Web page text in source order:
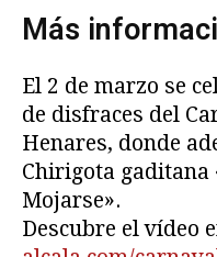
Más
El 2 de marzo se
de disfraces del
Henares, donde
Chirigota gaditana
Mojarse».
Descubre el vídeo